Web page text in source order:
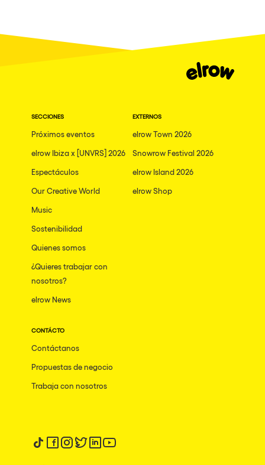
SECCIONES
Próximos eventos
elrow Ibiza x [UNVRS] 2026
Espectáculos
Our Creative World
Music
Sostenibilidad
Quienes somos
¿Quieres trabajar con
nosotros?
elrow News
EXTERNOS
elrow Town 2026
Snowrow Festival 2026
elrow Island 2026
elrow Shop
CONTÁCTO
Contáctanos
Propuestas de negocio
Trabaja con nosotros
Síguenos en tiktok
Síguenos en facebook
Síguenos en instagram
Síguenos en twitter
Síguenos en linkedin
Síguenos en youtube